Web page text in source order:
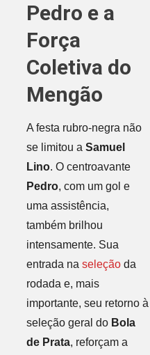
Pedro e a
Força
Coletiva do
Mengão
A festa rubro-negra não
se limitou a Samuel
Lino. O centroavante
Pedro, com um gol e
uma assistência,
também brilhou
intensamente. Sua
entrada na seleçãoda
rodada e, mais
importante, seu retorno à
seleção geral do Bola
de Prata, reforçam a